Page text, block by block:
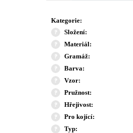
Kategorie:
Složení:
Materiál:
Gramáž:
Barva:
Vzor:
Pružnost:
Hřejivost:
Pro kojící:
Typ: